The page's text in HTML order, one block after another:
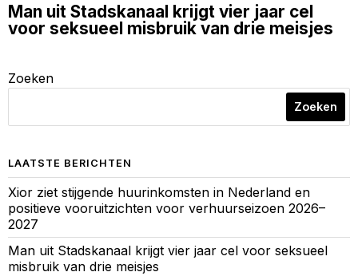
Man uit Stadskanaal krijgt vier jaar cel
voor seksueel misbruik van drie meisjes
Zoeken
Zoeken
LAATSTE BERICHTEN
Xior ziet stijgende huurinkomsten in Nederland en
positieve vooruitzichten voor verhuurseizoen 2026–
2027
Man uit Stadskanaal krijgt vier jaar cel voor seksueel
misbruik van drie meisjes